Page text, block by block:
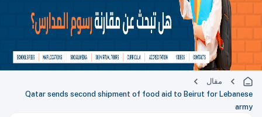
مقال
Qatar sends second shipment of food aid to Beirut for Lebanese
army